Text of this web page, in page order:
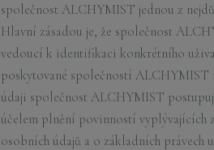
společnost ALCHYMIST jednou z
Hlavní zásadou je, že společnost
vedoucí k identifikaci konkrétního
poskytované společností
údaji společnost ALCHYMIST
účelem plnění povinností vyplývajících
osobních údajů a o základních právech